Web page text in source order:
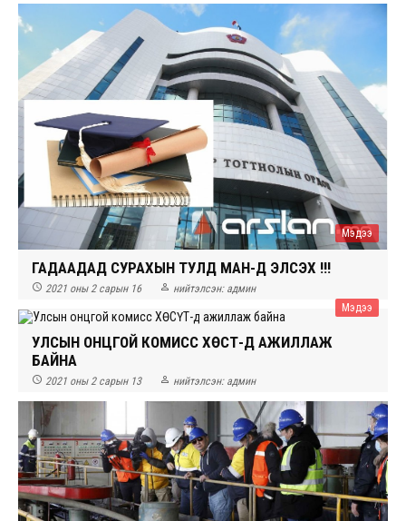
Мэдээ
ГАДААДАД СУРАХЫН ТУЛД МАН-Д ЭЛСЭХ ҮҮ!!!
 2021 оны 2 сарын 16  нийтэлсэн: админ
Мэдээ
УЛСЫН ОНЦГОЙ КОМИСС ХӨСҮТ-Д АЖИЛЛАЖ
БАЙНА
 2021 оны 2 сарын 13  нийтэлсэн: админ